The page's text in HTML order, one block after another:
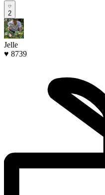
2
Jelle
♥ 8739